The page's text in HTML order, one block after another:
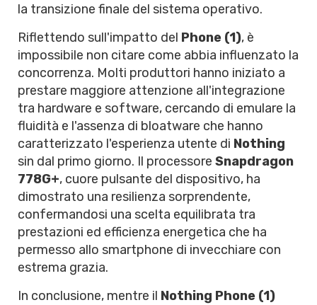
la transizione finale del sistema operativo.
Riflettendo sull'impatto del Phone (1), è
impossibile non citare come abbia influenzato la
concorrenza. Molti produttori hanno iniziato a
prestare maggiore attenzione all'integrazione
tra hardware e software, cercando di emulare la
fluidità e l'assenza di bloatware che hanno
caratterizzato l'esperienza utente di Nothing
sin dal primo giorno. Il processore Snapdragon
778G+, cuore pulsante del dispositivo, ha
dimostrato una resilienza sorprendente,
confermandosi una scelta equilibrata tra
prestazioni ed efficienza energetica che ha
permesso allo smartphone di invecchiare con
estrema grazia.
In conclusione, mentre il Nothing Phone (1)